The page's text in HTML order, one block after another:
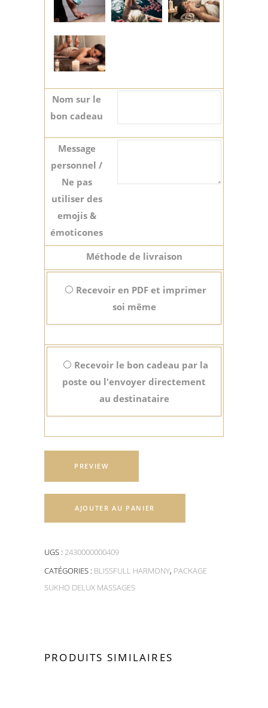
Nom sur le
bon cadeau
Message
personnel /
Ne pas
utiliser des
emojis &
émoticones
Méthode de livraison
Recevoir en PDF et imprimer
soi même
Recevoir le bon cadeau par la
poste ou l'envoyer directement
au destinataire
PREVIEW
AJOUTER AU PANIER
UGS : 2430000000409
CATÉGORIES : BLISSFULL HARMONY, PACKAGE
SUKHO DELUX MASSAGES
PRODUITS SIMILAIRES